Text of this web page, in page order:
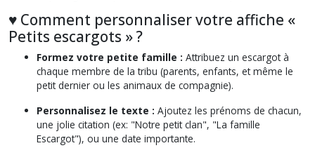
♥︎ Comment personnaliser votre affiche «
Petits escargots » ?
Formez votre petite famille : Attribuez un escargot à
chaque membre de la tribu (parents, enfants, et même le
petit dernier ou les animaux de compagnie).
Personnalisez le texte : Ajoutez les prénoms de chacun,
une jolie citation (ex: "Notre petit clan", "La famille
Escargot"), ou une date importante.